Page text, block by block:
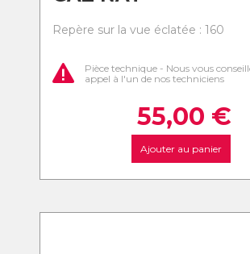
Repère sur la vue éclatée : 160
Pièce technique - Nous vous
appel à l'un de nos techniciens
55,00 €
Ajouter au panier